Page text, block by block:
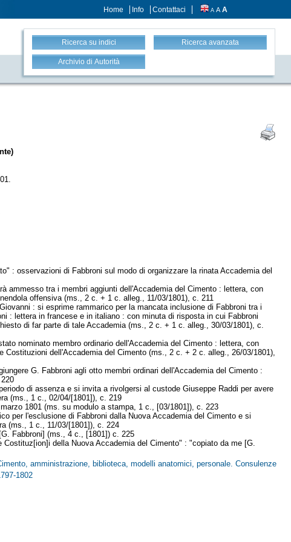
Home Info Contattaci A A A
Ricerca su indici Ricerca avanzata
Archivio di Autorità